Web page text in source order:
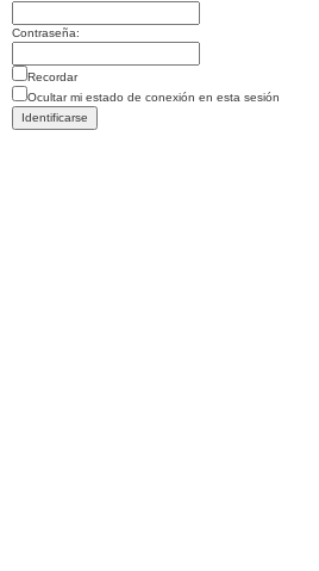
Contraseña:
Recordar
Ocultar mi estado de conexión en esta sesión